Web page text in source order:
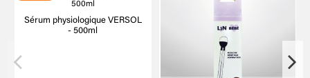
Sérum physiologique VERSOL
- 500ml